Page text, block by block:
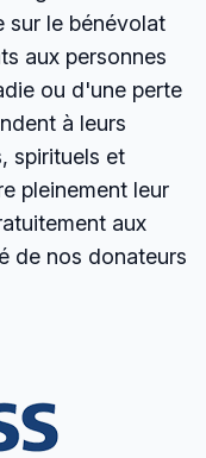
sur le bénévolat
aux personnes
ou d'une perte
à leurs
spirituels et
pleinement leur
aux
de nos donateurs